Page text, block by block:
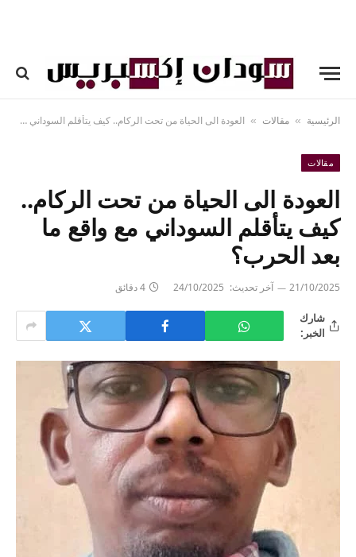
الرئيسية » مقالات » العودة الى الحياة من تحت الركام.. كيف يتأقلم السوداني مع واقع ما بعد الحرب؟
مقالات
العودة الى الحياة من تحت الركام..
كيف يتأقلم السوداني مع واقع ما
بعد الحرب؟
21/10/2025 آخر تحديث: 24/10/2025 4 دقائق
شارك
الخبر: